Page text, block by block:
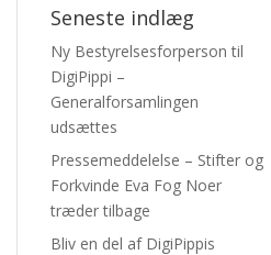
Seneste indlæg
Ny Bestyrelsesforperson til
DigiPippi –
Generalforsamlingen
udsættes
Pressemeddelelse – Stifter og
Forkvinde Eva Fog Noer
træder tilbage
Bliv en del af DigiPippis